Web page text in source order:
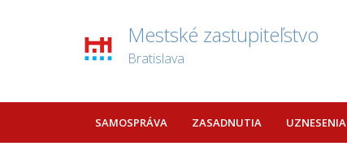
Mestské zastupiteľstvo
Bratislava
SAMOSPRÁVA ZASADNUTIA UZNESENIA